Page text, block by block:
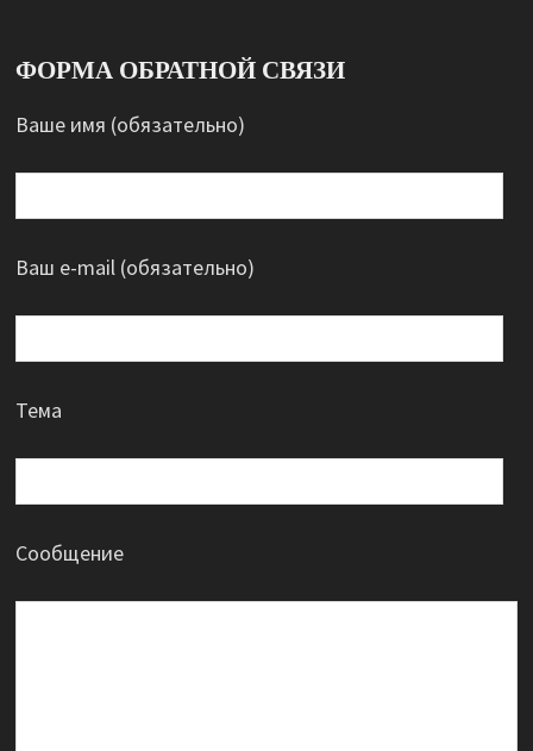
ФОРМА ОБРАТНОЙ СВЯЗИ
Ваше имя (обязательно)
Ваш e-mail (обязательно)
Тема
Сообщение